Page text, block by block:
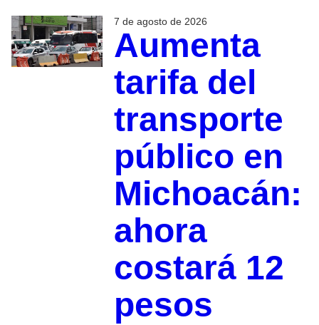
7 de agosto de 2026
Aumenta
tarifa del
transporte
público en
Michoacán:
ahora
costará 12
pesos